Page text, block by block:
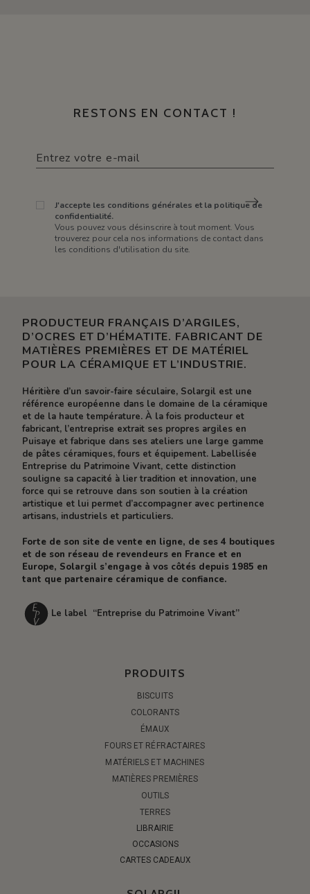
RESTONS EN CONTACT !
J'accepte les conditions générales et la politique de
confidentialité.
Vous pouvez vous désinscrire à tout moment. Vous
trouverez pour cela nos informations de contact dans
les conditions d'utilisation du site.
PRODUCTEUR FRANÇAIS D’ARGILES,
D’OCRES ET D’HÉMATITE. FABRICANT DE
MATIÈRES PREMIÈRES ET DE MATÉRIEL
POUR LA CÉRAMIQUE ET L’INDUSTRIE.
Héritière d’un savoir-faire séculaire, Solargil est une
référence européenne dans le domaine de la céramique
et de la haute température. À la fois producteur et
fabricant, l’entreprise extrait ses propres argiles en
Puisaye et fabrique dans ses ateliers une large gamme
de pâtes céramiques, fours et équipement. Labellisée
Entreprise du Patrimoine Vivant, cette distinction
souligne sa capacité à lier tradition et innovation, une
force qui se retrouve dans son soutien à la création
artistique et lui permet d’accompagner avec pertinence
artisans, industriels et particuliers.
Forte de son site de vente en ligne, de ses 4 boutiques
et de son réseau de revendeurs en France et en
Europe, Solargil s’engage à vos côtés depuis 1985 en
tant que partenaire céramique de confiance.
Le label “Entreprise du Patrimoine Vivant”
PRODUITS
BISCUITS
COLORANTS
ÉMAUX
FOURS ET RÉFRACTAIRES
MATÉRIELS ET MACHINES
MATIÈRES PREMIÈRES
OUTILS
TERRES
LIBRAIRIE
OCCASIONS
CARTES CADEAUX